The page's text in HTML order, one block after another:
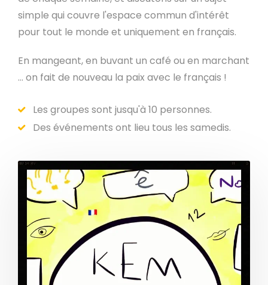
simple qui couvre l'espace commun d'intérêt
pour tout le monde et uniquement en français.
En mangeant, en buvant un café ou en marchant
... on fait de nouveau la paix avec le français !
Les groupes sont jusqu'à 10 personnes.
Des événements ont lieu tous les samedis.